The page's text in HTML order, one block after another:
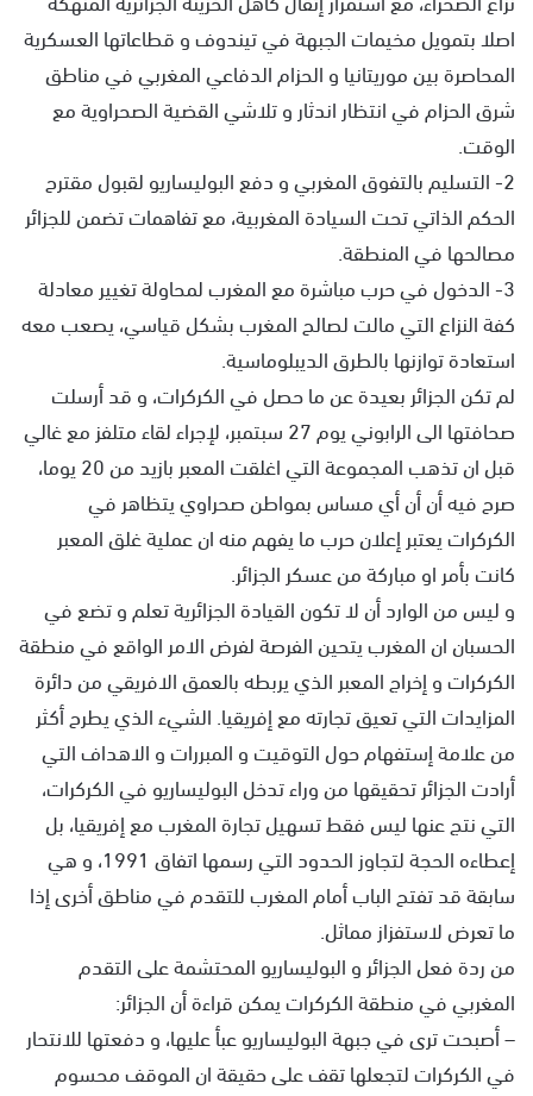
اصلا بتمويل مخيمات الجبهة في تيندوف و قطاعاتها العسكرية
المحاصرة بين موريتانيا و الحزام الدفاعي المغربي في مناطق
شرق الحزام في انتظار اندثار و تلاشي القضية الصحراوية مع
الوقت.
2- التسليم بالتفوق المغربي و دفع البوليساريو لقبول مقترح
الحكم الذاتي تحت السيادة المغربية، مع تفاهمات تضمن للجزائر
مصالحها في المنطقة.
3- الدخول في حرب مباشرة مع المغرب لمحاولة تغيير معادلة
كفة النزاع التي مالت لصالح المغرب بشكل قياسي، يصعب معه
استعادة توازنها بالطرق الديبلوماسية.
لم تكن الجزائر بعيدة عن ما حصل في الكركرات، و قد أرسلت
صحافتها الى الرابوني يوم 27 سبتمبر، لإجراء لقاء متلفز مع غالي
قبل ان تذهب المجموعة التي اغلقت المعبر بازيد من 20 يوما،
صرح فيه أن أن أي مساس بمواطن صحراوي يتظاهر في
الكركرات يعتبر إعلان حرب ما يفهم منه ان عملية غلق المعبر
كانت بأمر او مباركة من عسكر الجزائر.
و ليس من الوارد أن لا تكون القيادة الجزائرية تعلم و تضع في
الحسبان ان المغرب يتحين الفرصة لفرض الامر الواقع في منطقة
الكركرات و إخراج المعبر الذي يربطه بالعمق الافريقي من دائرة
المزايدات التي تعيق تجارته مع إفريقيا. الشيء الذي يطرح أكثر
من علامة إستفهام حول التوقيت و المبررات و الاهداف التي
أرادت الجزائر تحقيقها من وراء تدخل البوليساريو في الكركرات،
التي نتج عنها ليس فقط تسهيل تجارة المغرب مع إفريقيا، بل
إعطاءه الحجة لتجاوز الحدود التي رسمها اتفاق 1991، و هي
سابقة قد تفتح الباب أمام المغرب للتقدم في مناطق أخرى إذا
ما تعرض لاستفزاز مماثل.
من ردة فعل الجزائر و البوليساريو المحتشمة على التقدم
المغربي في منطقة الكركرات يمكن قراءة أن الجزائر:
– أصبحت ترى في جبهة البوليساريو عبأ عليها، و دفعتها للانتحار
في الكركرات لتجعلها تقف على حقيقة ان الموقف محسوم